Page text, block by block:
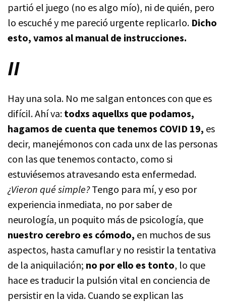
partió el juego (no es algo mío), ni de quién, pero
lo escuché y me pareció urgente replicarlo. Dicho
esto, vamos al manual de instrucciones.
II
Hay una sola. No me salgan entonces con que es
difícil. Ahí va: todxs aquellxs que podamos,
hagamos de cuenta que tenemos COVID 19, es
decir, manejémonos con cada unx de las personas
con las que tenemos contacto, como si
estuviésemos atravesando esta enfermedad.
¿Vieron qué simple?Tengo para mí, y eso por
experiencia inmediata, no por saber de
neurología, un poquito más de psicología, que
nuestro cerebro es cómodo, en muchos de sus
aspectos, hasta camuflar y no resistir la tentativa
de la aniquilación; no por ello es tonto, lo que
hace es traducir la pulsión vital en conciencia de
persistir en la vida. Cuando se explican las